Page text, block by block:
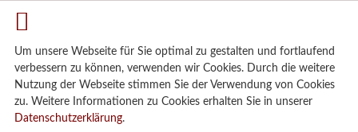
Um unsere Webseite für Sie optimal zu gestalten und fortlaufend
verbessern zu können, verwenden wir Cookies. Durch die weitere
Nutzung der Webseite stimmen Sie der Verwendung von Cookies
zu. Weitere Informationen zu Cookies erhalten Sie in unserer
Datenschutzerklärung.